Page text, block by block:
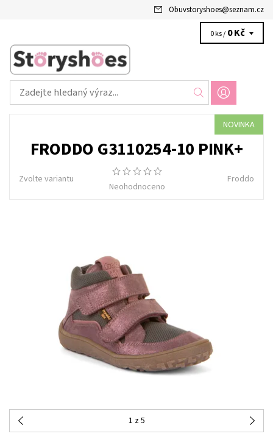
Obuvstoryshoes@seznam.cz
0 ks / 0 Kč
NOVINKA
FRODDO G3110254-10 PINK+
Zvolte variantu
Neohodnoceno
Froddo
1 z 5